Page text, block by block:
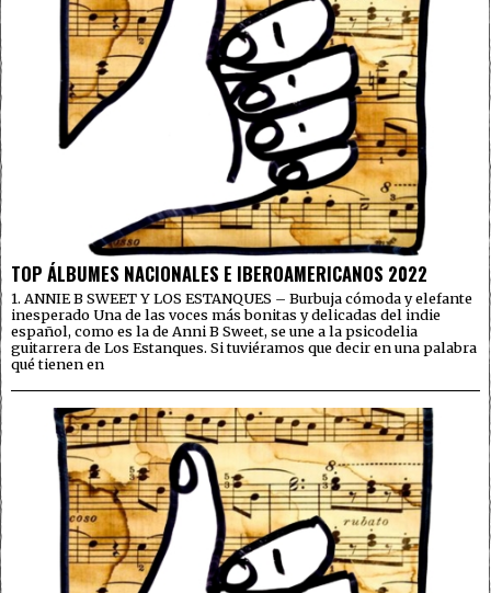
TOP ÁLBUMES NACIONALES E IBEROAMERICANOS 2022
1. ANNIE B SWEET Y LOS ESTANQUES – Burbuja cómoda y elefante
inesperado Una de las voces más bonitas y delicadas del indie
español, como es la de Anni B Sweet, se une a la psicodelia
guitarrera de Los Estanques. Si tuviéramos que decir en una palabra
qué tienen en